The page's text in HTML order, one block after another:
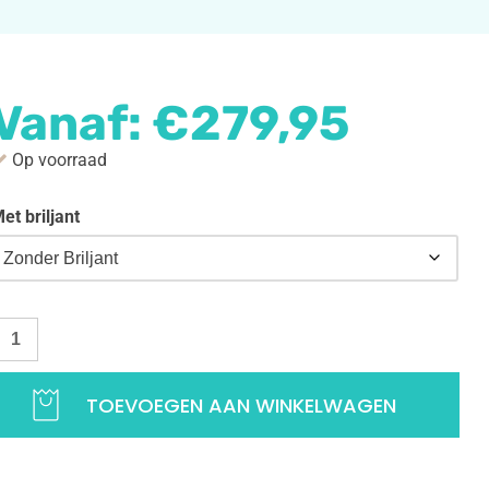
€279,95
Op voorraad
briljant
hanger Marokko goud | Landen hanger voor je
TOEVOEGEN AAN WINKELWAGEN